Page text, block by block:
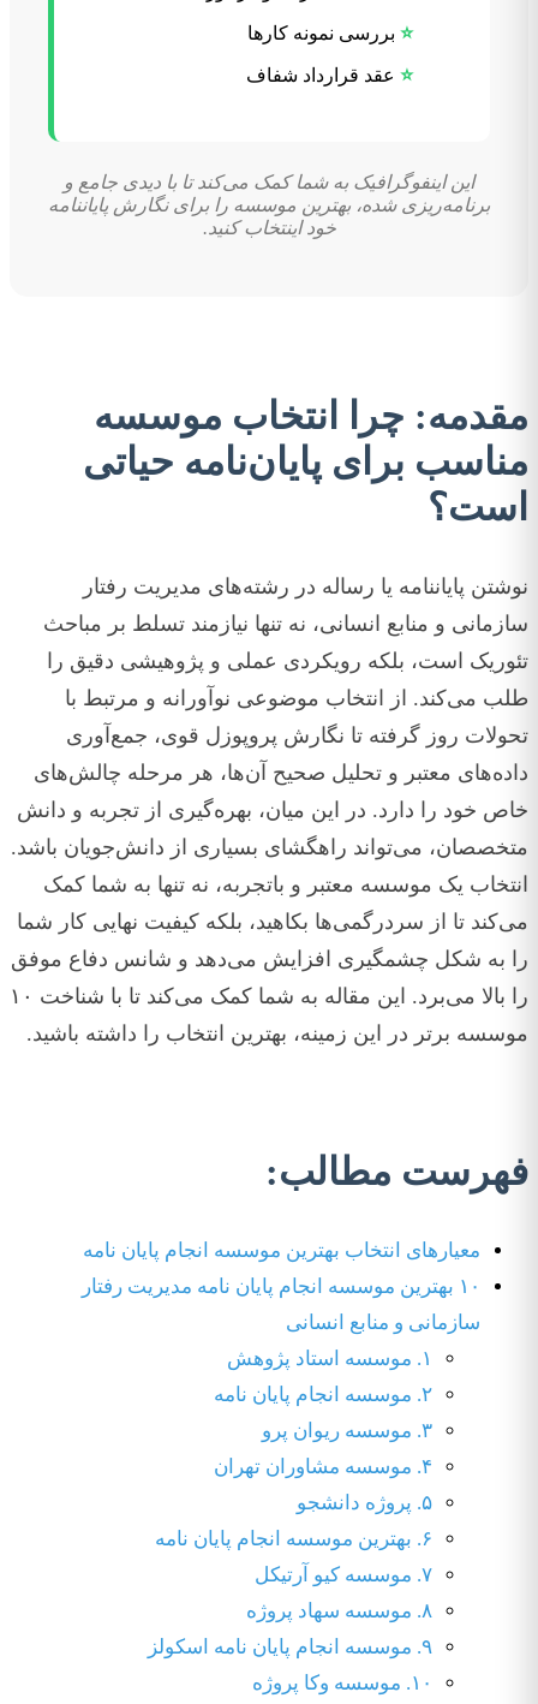
⭐ بررسی نمونه کارها
⭐ عقد قرارداد شفاف
این اینفوگرافیک به شما کمک می‌کند تا با دیدی جامع و
برنامه‌ریزی شده، بهترین موسسه را برای نگارش پایاننامه
خود اینتخاب کنید.
مقدمه: چرا انتخاب موسسه
مناسب برای پایان‌نامه حیاتی
است؟
نوشتن پایاننامه یا رساله در رشته‌های مدیریت رفتار
سازمانی و منابع انسانی، نه تنها نیازمند تسلط بر مباحث
تئوریک است، بلکه رویکردی عملی و پژوهیشی دقیق را
طلب می‌کند. از انتخاب موضوعی نوآورانه و مرتبط با
تحولات روز گرفته تا نگارش پروپوزل قوی، جمع‌آوری
داده‌های معتبر و تحلیل صحیح آن‌ها، هر مرحله چالش‌های
خاص خود را دارد. در این میان، بهره‌گیری از تجربه و دانش
متخصصان، می‌تواند راهگشای بسیاری از دانش‌جویان باشد.
انتخاب یک موسسه معتبر و باتجربه، نه تنها به شما کمک
می‌کند تا از سردرگمی‌ها بکاهید، بلکه کیفیت نهایی کار شما
را به شکل چشمگیری افزایش می‌دهد و شانس دفاع موفق
را بالا می‌برد. این مقاله به شما کمک می‌کند تا با شناخت ۱۰
موسسه برتر در این زمینه، بهترین انتخاب را داشته باشید.
فهرست مطالب:
معیارهای انتخاب بهترین موسسه انجام پایان نامه
۱۰ بهترین موسسه انجام پایان نامه مدیریت رفتار
سازمانی و منابع انسانی
۱. موسسه استاد پژوهش
۲. موسسه انجام پایان نامه
۳. موسسه ریوان پرو
۴. موسسه مشاوران تهران
۵. پروژه دانشجو
۶. بهترین موسسه انجام پایان نامه
۷. موسسه کیو آرتیکل
۸. موسسه سهاد پروژه
۹. موسسه انجام پایان نامه اسکولز
۱۰. موسسه وکا پروژه